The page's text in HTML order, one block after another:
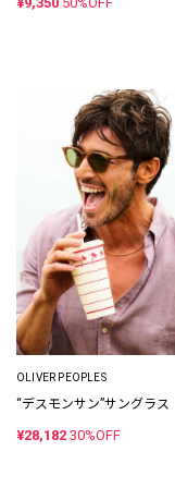
OLIVER PEOPLES
“デスモンサン”サングラス
¥28,182 30%OFF